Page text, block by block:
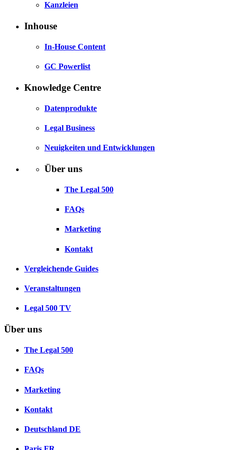
Kanzleien
Inhouse
In-House Content
GC Powerlist
Knowledge Centre
Datenprodukte
Legal Business
Neuigkeiten und Entwicklungen
Über uns
The Legal 500
FAQs
Marketing
Kontakt
Vergleichende Guides
Veranstaltungen
Legal 500 TV
Über uns
The Legal 500
FAQs
Marketing
Kontakt
Deutschland DE